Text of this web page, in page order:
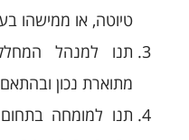
טיוטה, או ממישהו
תנו למנהל
מתוארת נכון ובהתאם
תנו למומחה בתחום